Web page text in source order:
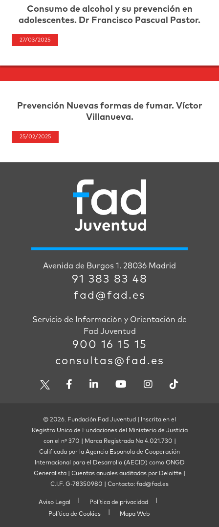
Consumo de alcohol y su prevención en
adolescentes. Dr Francisco Pascual Pastor.
27/03/2025
Prevención Nuevas formas de fumar. Víctor
Villanueva.
25/02/2025
Avenida de Burgos 1. 28036 Madrid
91 383 83 48
fad@fad.es
Servicio de Información y Orientación de
Fad Juventud
900 16 15 15
consultas@fad.es
© 2026. Fundación Fad Juventud | Inscrita en el
Registro Único de Fundaciones del Ministerio de Justicia
con el nº 370 | Marca Registrada No 4.021.730 |
Calificada por la Agencia Española de Cooperación
Internacional para el Desarrollo (AECID) como ONGD
Generalista | Cuentas anuales auditadas por Deloitte |
C.I.F. G-78350980 | Contacto: fad@fad.es
Aviso Legal
Política de privacidad
Política de Cookies
Mapa Web